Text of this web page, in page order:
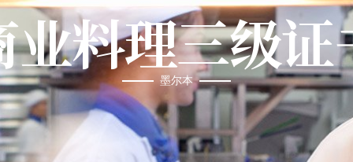
业料理三级证
墨尔本